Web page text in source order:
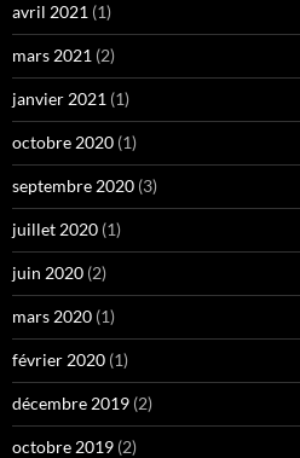
avril 2021 (1)
mars 2021 (2)
janvier 2021 (1)
octobre 2020 (1)
septembre 2020 (3)
juillet 2020 (1)
juin 2020 (2)
mars 2020 (1)
février 2020 (1)
décembre 2019 (2)
octobre 2019 (2)